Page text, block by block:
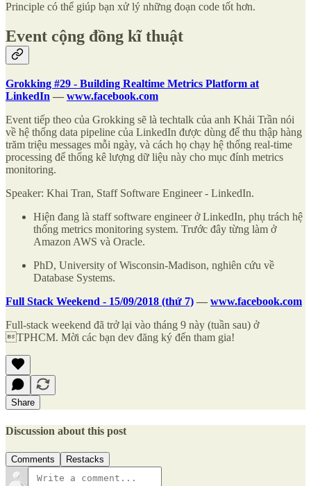
Principle có thể giúp bạn xử lý những đoạn code tốt hơn.
Event cộng đồng kĩ thuật
Grokking #29 - Building Realtime Metrics Platform at
LinkedIn — www.facebook.com
Event tiếp theo của Grokking sẽ là techtalk của anh Khải Trần nói
về hệ thống data pipeline của LinkedIn được dùng để thu thập hàng
trăm triệu messages mỗi ngày, và cách họ chạy hệ thống real-time
processing để thống kê lượng dữ liệu này cho mục đính metrics
monitoring.
Speaker: Khai Tran, Staff Software Engineer - LinkedIn.
Hiện đang là staff software engineer ở LinkedIn, phụ trách hệ
thống metrics monitoring system. Trước đây từng làm ở
Amazon AWS và Oracle.
PhD, University of Wisconsin-Madison, nghiên cứu về
Database Systems.
Full Stack Weekend - 15/09/2018 (thứ 7) — www.facebook.com
Full-stack weekend đã trở lại vào tháng 9 này (tuần sau) ở
TPHCM. Mời các bạn dev đăng ký đến tham gia!
Share
Discussion about this post
Comments Restacks